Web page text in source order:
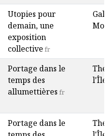
Utopies pour
demain, une
exposition
collective fr
Portage dans le
temps des
allumettières fr
l'Île
Portage dans le